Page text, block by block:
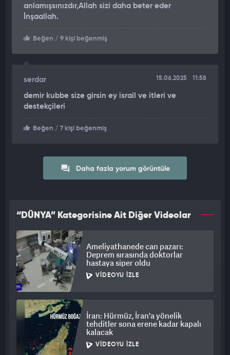
anlamışsınızdır,Allah sizi daha beter eder
İnşaallah.
Beğen / 9 kişi beğenmiş
serdar 15.06.2025 11:58
demir kubbe size girsin ey israil ve itleri ve
destekçileri
Beğen / 7 kişi beğenmiş
Daha fazla yorum görüntüle
“DÜNYA” Kategorisine Ait Diğer Videolar
Ameliyathanede can pazarı:
Deprem sırasında doktorlar
hastaya siper oldu
VIDEOYU İZLE
İran: Hürmüz, İran'a yönelik
tehditler sona erene kadar kapalı
kalacak
VIDEOYU İZLE